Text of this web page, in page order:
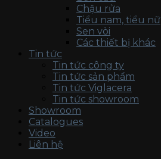
Chậu rửa
Tiểu nam, tiểu nữ
Sen vòi
Các thiết bị khác
Tin tức
Tin tức công ty
Tin tức sản phẩm
Tin tức Viglacera
Tin tức showroom
Showroom
Catalogues
Video
Liên hệ